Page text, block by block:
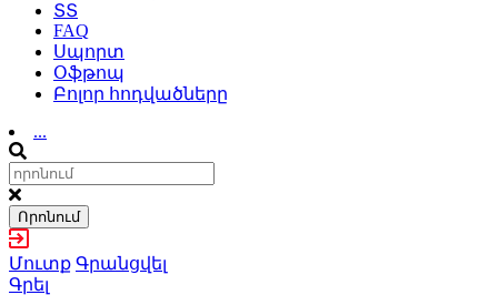
ՏՏ
FAQ
Սպորտ
Օֆթոպ
Բոլոր հոդվածները
...
Որոնում
Մուտք Գրանցվել
Գրել